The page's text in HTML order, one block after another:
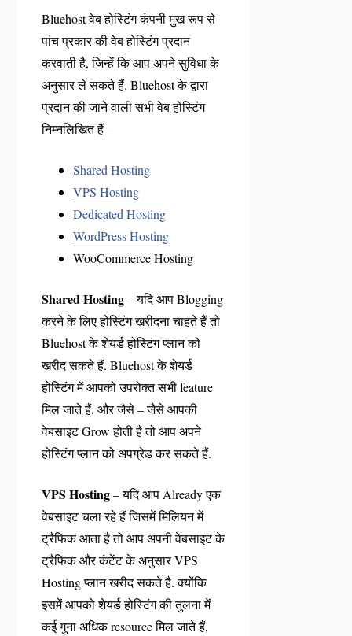
Bluehost वेब होस्टिंग कंपनी मुख रूप से
पांच प्रकार की वेब होस्टिंग प्रदान
करवाती है, जिन्हें कि आप अपने सुविधा के
अनुसार ले सकते हैं. Bluehost के द्वारा
प्रदान की जाने वाली सभी वेब होस्टिंग
निम्नलिखित हैं –
Shared Hosting
VPS Hosting
Dedicated Hosting
WordPress Hosting
WooCommerce Hosting
Shared Hosting– यदि आप Blogging
करने के लिए होस्टिंग खरीदना चाहते हैं तो
Bluehost के शेयर्ड होस्टिंग प्लान को
खरीद सकते हैं. Bluehost के शेयर्ड
होस्टिंग में आपको उपरोक्त सभी feature
मिल जाते हैं. और जैसे – जैसे आपकी
वेबसाइट Grow होती है तो आप अपने
होस्टिंग प्लान को अपग्रेड कर सकते हैं.
VPS Hosting– यदि आप Already एक
वेबसाइट चला रहे हैं जिसमें मिलियन में
ट्रैफिक आता है तो आप अपनी वेबसाइट के
ट्रैफिक और कंटेंट के अनुसार VPS
Hosting प्लान खरीद सकते है. क्योंकि
इसमें आपको शेयर्ड होस्टिंग की तुलना में
कई गुना अधिक resource मिल जाते हैं,